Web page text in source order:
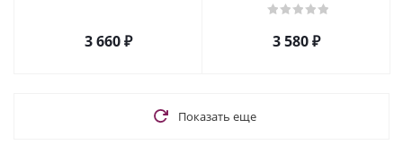
3 660₽ 3 580₽
Показать еще